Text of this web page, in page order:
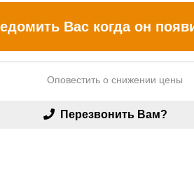
Вас когда он
Оповестить о снижении цены
Перезвонить Вам?